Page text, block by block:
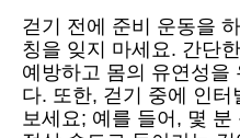
걷기 전에 준비 운동을
칭을 잊지 마세요. 간단
예방하고 몸의 유연성을
다. 또한, 걷기 중에 인터
보세요; 예를 들어, 몇 분